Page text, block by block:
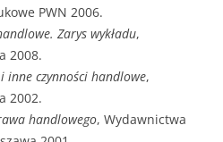
PWN 2006.
Zarys wykładu,
2008.
inne czynności handlowe,
2002.
handlowego, Wydawnictwa